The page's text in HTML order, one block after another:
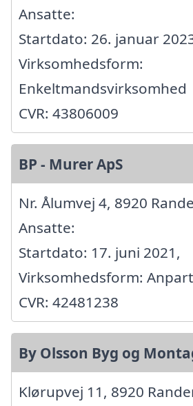
Ansatte:
Startdato: 26. januar
Virksomhedsform:
Enkeltmandsvirksomhed
CVR: 43806009
BP - Murer ApS
Nr. Ålumvej 4, 8920
Ansatte:
Startdato: 17. juni 2021,
Virksomhedsform:
CVR: 42481238
By Olsson Byg og
Klørupvej 11, 8920